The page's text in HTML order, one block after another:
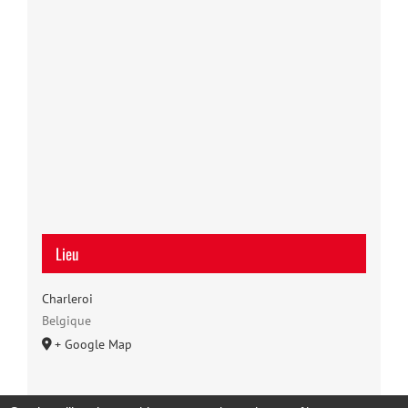
Lieu
Charleroi
Belgique
+ Google Map